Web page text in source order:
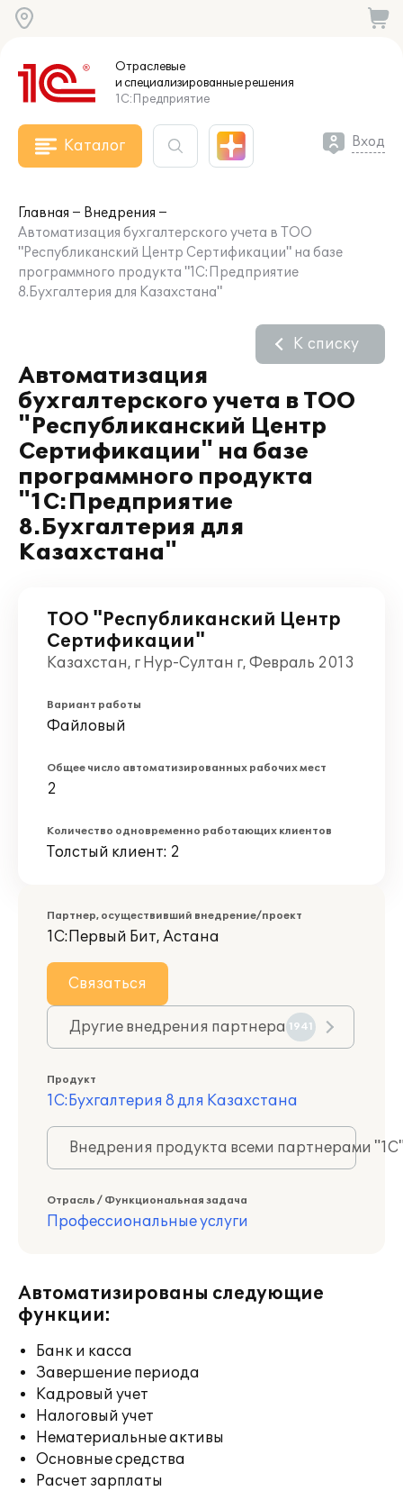
Отраслевые
и специализированныерешения
1С:Предприятие
Каталог Вход
Главная
Внедрения
Автоматизация бухгалтерского учета в ТОО
"Республиканский Центр Сертификации" на базе
программного продукта "1С:Предприятие
8.Бухгалтерия для Казахстана"
Автоматизация
бухгалтерского учета в ТОО
"Республиканский Центр
Сертификации" на базе
программного продукта
"1С:Предприятие
8.Бухгалтерия для
Казахстана"
К списку
ТОО "Республиканский Центр
Сертификации"
Казахстан, г Нур-Султан г, Февраль 2013
Вариант работы
Файловый
Общее число автоматизированных рабочих мест
2
Количество одновременно работающих клиентов
Толстый клиент: 2
Партнер, осуществивший внедрение/проект
1С:Первый Бит, Астана
Связаться
Другие внедрения партнера 1941
Продукт
1С:Бухгалтерия 8 для Казахстана
Внедрения продукта всеми партнерами
Отрасль / Функциональная задача
Профессиональные услуги
Автоматизированы следующие
функции:
Банк и касса
Завершение периода
Кадровый учет
Налоговый учет
Нематериальные активы
Основные средства
Расчет зарплаты